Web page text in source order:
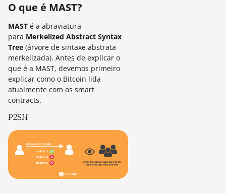
O que é MAST?
MAST é a abraviatura
para Merkelized Abstract Syntax
Tree (árvore de sintaxe abstrata
merkelizada). Antes de explicar o
que é a MAST, devemos primeiro
explicar como o Bitcoin lida
atualmente com os smart
contracts.
P2SH